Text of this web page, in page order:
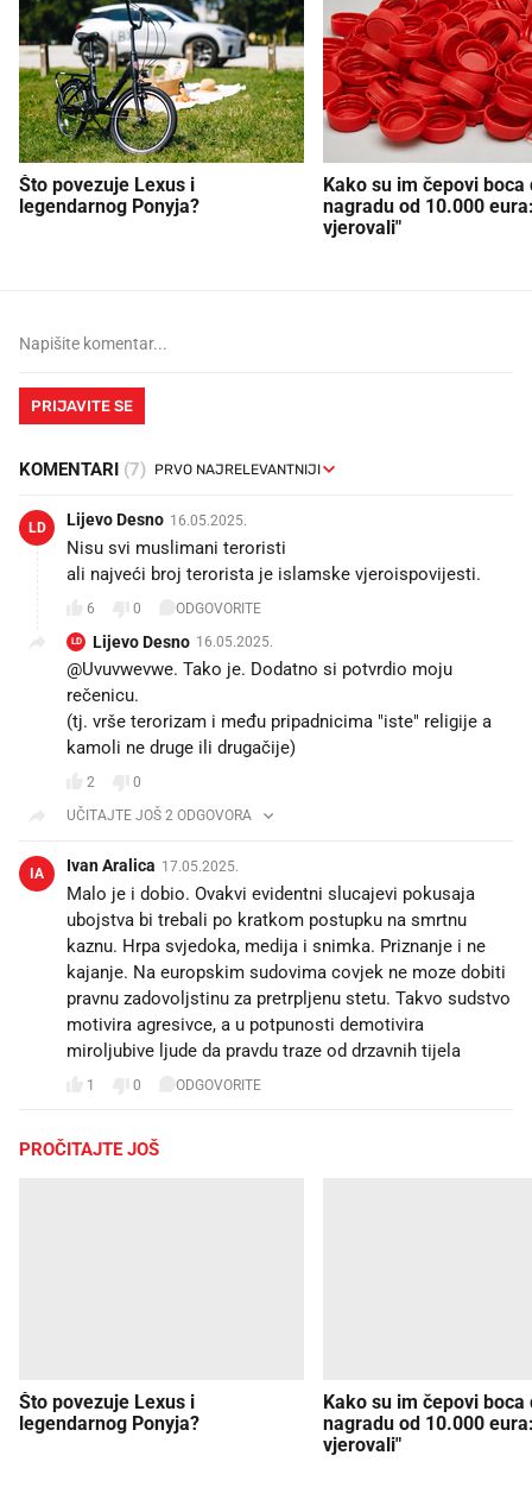
Što povezuje Lexus i
legendarnog Ponyja?
Kako su im čepovi boca
nagradu od 10.000
vjerovali"
PRIJAVITE SE
KOMENTARI (7)
LD Lijevo Desno 16.05.2025.
Nisu svi muslimani teroristi
ali najveći broj terorista je islamske vjeroispovijesti.
6 0 ODGOVORITE
LD Lijevo Desno 16.05.2025.
@Uvuvwevwe. Tako je. Dodatno si potvrdio moju
rečenicu.
(tj. vrše terorizam i među pripadnicima "iste" religije a
kamoli ne druge ili drugačije)
2
0
UČITAJTE JOŠ 2 ODGOVORA
IA Ivan Aralica 17.05.2025.
Malo je i dobio. Ovakvi evidentni slucajevi pokusaja
ubojstva bi trebali po kratkom postupku na smrtnu
kaznu. Hrpa svjedoka, medija i snimka. Priznanje i ne
kajanje. Na europskim sudovima covjek ne moze dobiti
pravnu zadovoljstinu za pretrpljenu stetu. Takvo sudstvo
motivira agresivce, a u potpunosti demotivira
miroljubive ljude da pravdu traze od drzavnih tijela
1 0 ODGOVORITE
PROČITAJTE JOŠ
Što povezuje Lexus i
legendarnog Ponyja?
Kako su im čepovi boca
nagradu od 10.000
vjerovali"